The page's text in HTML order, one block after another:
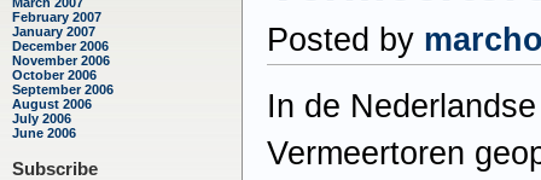
February 2007
January 2007
December 2006
November 2006
October 2006
September 2006
August 2006
July 2006
June 2006
Subscribe
Posted by
In de
Vermeertoren